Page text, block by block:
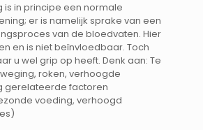
is in principe een normale
er is namelijk sprake van een
van de bloedvaten. Hier
en is niet beïnvloedbaar. Toch
u wel grip op heeft. Denk aan: Te
roken, verhoogde
gerelateerde factoren
voeding, verhoogd